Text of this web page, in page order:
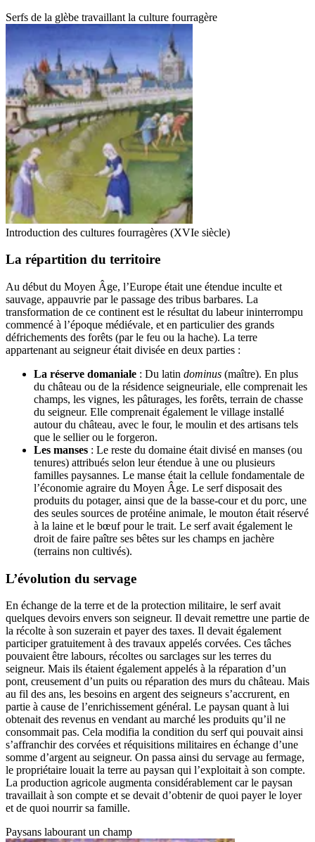
Serfs de la glèbe travaillant la culture fourragère
Introduction des cultures fourragères (XVIe siècle)
La répartition du territoire
Au début du Moyen Âge, l’Europe était une étendue inculte et
sauvage, appauvrie par le passage des tribus barbares. La
transformation de ce continent est le résultat du labeur ininterrompu
commencé à l’époque médiévale, et en particulier des grands
défrichements des forêts (par le feu ou la hache). La terre
appartenant au seigneur était divisée en deux parties :
La réserve domaniale : Du latin dominus (maître). En plus
du château ou de la résidence seigneuriale, elle comprenait les
champs, les vignes, les pâturages, les forêts, terrain de chasse
du seigneur. Elle comprenait également le village installé
autour du château, avec le four, le moulin et des artisans tels
que le sellier ou le forgeron.
Les manses : Le reste du domaine était divisé en manses (ou
tenures) attribués selon leur étendue à une ou plusieurs
familles paysannes. Le manse était la cellule fondamentale de
l’économie agraire du Moyen Âge. Le serf disposait des
produits du potager, ainsi que de la basse-cour et du porc, une
des seules sources de protéine animale, le mouton était réservé
à la laine et le bœuf pour le trait. Le serf avait également le
droit de faire paître ses bêtes sur les champs en jachère
(terrains non cultivés).
L’évolution du servage
En échange de la terre et de la protection militaire, le serf avait
quelques devoirs envers son seigneur. Il devait remettre une partie de
la récolte à son suzerain et payer des taxes. Il devait également
participer gratuitement à des travaux appelés corvées. Ces tâches
pouvaient être labours, récoltes ou sarclages sur les terres du
seigneur. Mais ils étaient également appelés à la réparation d’un
pont, creusement d’un puits ou réparation des murs du château. Mais
au fil des ans, les besoins en argent des seigneurs s’accrurent, en
partie à cause de l’enrichissement général. Le paysan quant à lui
obtenait des revenus en vendant au marché les produits qu’il ne
consommait pas. Cela modifia la condition du serf qui pouvait ainsi
s’affranchir des corvées et réquisitions militaires en échange d’une
somme d’argent au seigneur. On passa ainsi du servage au fermage,
le propriétaire louait la terre au paysan qui l’exploitait à son compte.
La production agricole augmenta considérablement car le paysan
travaillait à son compte et se devait d’obtenir de quoi payer le loyer
et de quoi nourrir sa famille.
Paysans labourant un champ